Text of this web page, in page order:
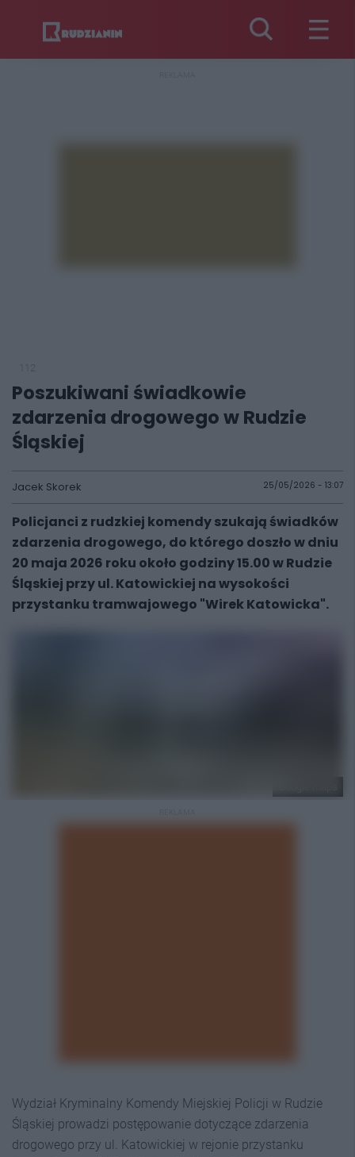
Poszukiwani świadkowie
zdarzenia drogowego w Rudzie
Śląskiej
Jacek Skorek 25/05/2026 - 13:07
Policjanci z rudzkiej komendy szukają świadków
zdarzenia drogowego, do którego doszło w dniu
20 maja 2026 roku około godziny 15.00 w Rudzie
Śląskiej przy ul. Katowickiej na wysokości
przystanku tramwajowego "Wirek Katowicka".
Wydział Kryminalny Komendy Miejskiej Policji w Rudzie
Śląskiej prowadzi postępowanie dotyczące zdarzenia
drogowego przy ul. Katowickiej w rejonie przystanku